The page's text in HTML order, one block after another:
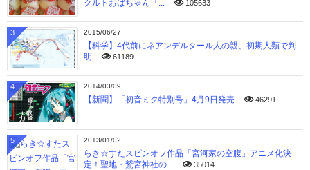
クルトおばちゃん「...
105633
2015/06/27
【科学】4代前にネアンデルタール人の親、初期人類で判
明
61189
3
2014/03/09
【新聞】「初音ミク特別号」4月9日発売 46291
4
2013/01/02
らき☆すたスピンオフ作品「宮河家の空腹」アニメ化決
定！聖地・鷲宮神社の...
35014
5